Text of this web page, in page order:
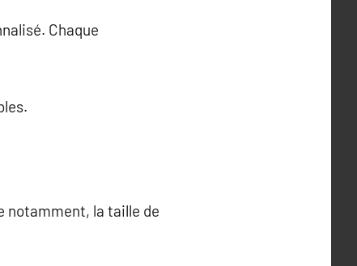
Chaque
notamment, la taille de